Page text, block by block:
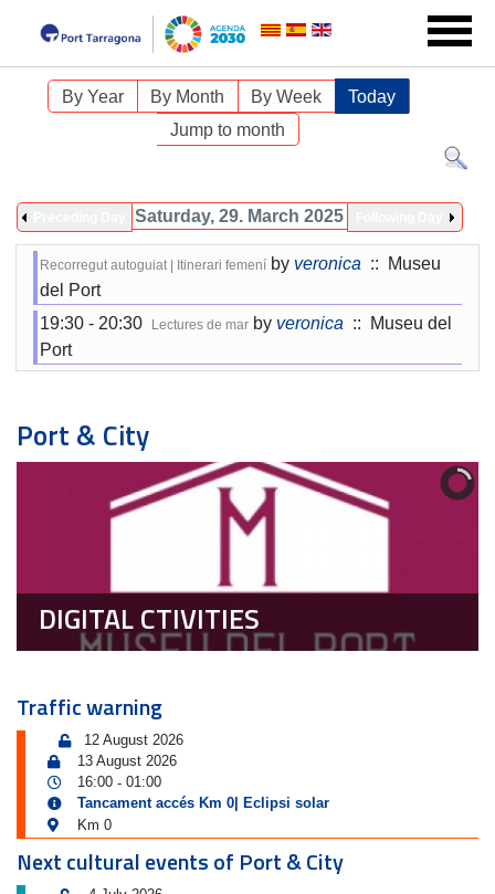
By Year By Month By Week
Today
Jump to month
Saturday, 29. March 2025
Recorregut autoguiat | Itinerari femení by veronica :: Museu
del Port
19:30 - 20:30
Lectures de mar by veronica :: Museu del
Port
Port & City
DIGITAL CTIVITIES
Traffic warning
12 August 2026
13 August 2026
16:00 - 01:00
Tancament accés Km 0| Eclipsi solar
Km 0
Next cultural events of Port & City